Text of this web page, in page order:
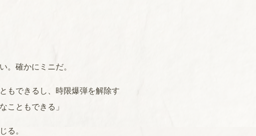
確かにミニだ。
もできるし、時限爆弾を解除す
こともできる」
る。